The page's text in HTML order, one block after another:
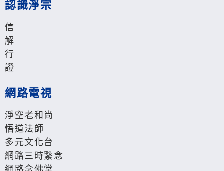
認識淨宗
信
解
行
證
網路電視
淨空老和尚
悟道法師
多元文化台
網路三時繫念
網路念佛堂